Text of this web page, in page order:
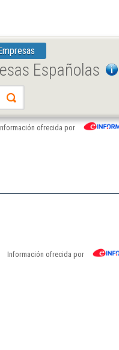
Españolas
ofrecida por
Información ofrecida por